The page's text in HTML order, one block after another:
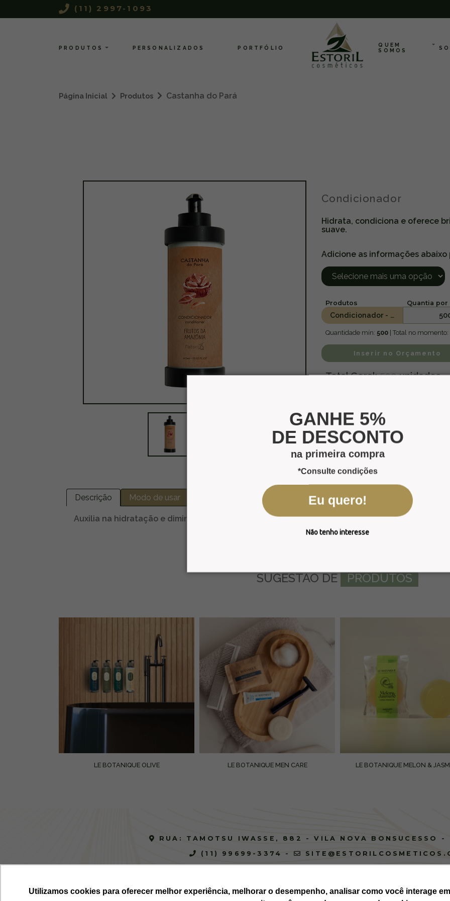
GANHE 5%
DE DESCONTO
na primeira compra
*Consulte condições
Eu quero!
Não tenho interesse
Utilizamos cookies para oferecer melhor experiência, melhorar o desempenho, analisar como você interage
(11) 2997-1093
PRODUTOS PERSONALIZADOS PORTFÓLIO
QUEM
SOMOS
Página Inicial Produtos Castanha do Pará
Condicionador
Hidrata, condiciona e oferece
suave.
Adicione as informações
Produtos Quantia por
Condicionador - 400ml
Quantidade mín: 500| Total no momento:
Inserir no Orçamento
Total Geral:500unidades
Descrição Modo de usar Mais informações
Auxilia na hidratação e diminui o frizz. É rico em emolientes e tem ação nutritiva e
SUGESTÃO DE PRODUTOS
LE BOTANIQUE OLIVE LE BOTANIQUE MEN CARE LE BOTANIQUE MELON &
RUA: TAMOTSU IWASSE, 882 - VILA NOVA BONSUCESSO -
(11) 99699-3374
-